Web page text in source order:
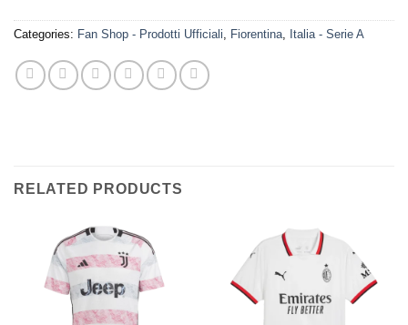
Categories: Fan Shop - Prodotti Ufficiali, Fiorentina, Italia - Serie A
RELATED PRODUCTS